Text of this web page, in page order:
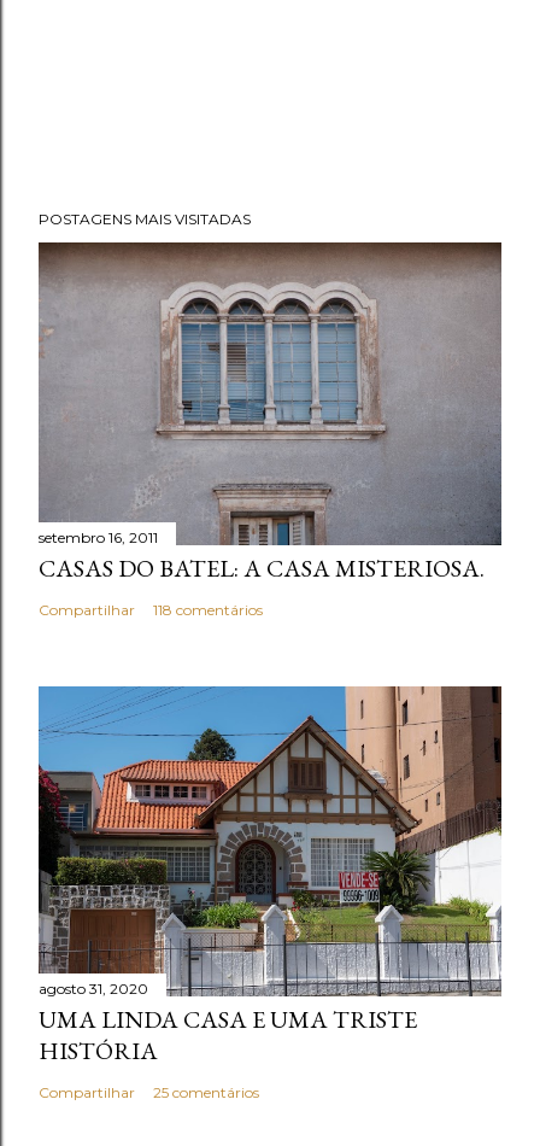
POSTAGENS MAIS VISITADAS
setembro 16, 2011
CASAS DO BATEL: A CASA MISTERIOSA.
Compartilhar 118 comentários
agosto 31, 2020
UMA LINDA CASA E UMA TRISTE
HISTÓRIA
Compartilhar 25 comentários